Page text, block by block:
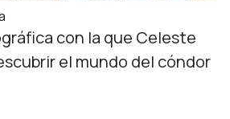
con la que Celeste
el mundo del cóndor